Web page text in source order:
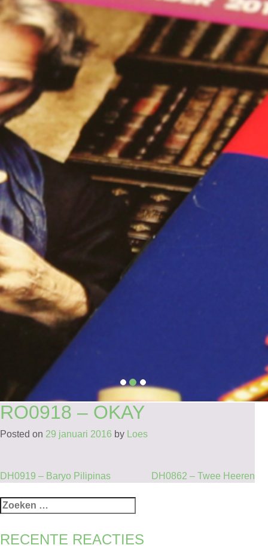
RO0918 – OKAY
Posted on 29 januari 2016 by Loes
BERICHT
NAVIGATIE
DH0919 – Baryo Pilipinas DH0862 – Twee Heeren
Zoeken
naar:
RECENTE REACTIES